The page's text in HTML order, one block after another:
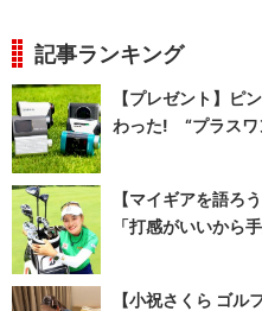
記事ランキング
【プレゼント】ピ
わった! “プラスワ
【マイギアを語
「打感がいいから
【小祝さくら ゴ